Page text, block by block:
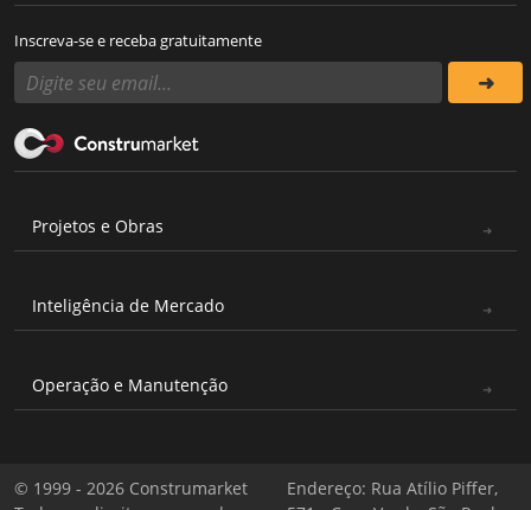
Inscreva-se e receba gratuitamente
Projetos e Obras
Inteligência de Mercado
Operação e Manutenção
© 1999 - 2026 Construmarket
Endereço: Rua Atílio Piffer,